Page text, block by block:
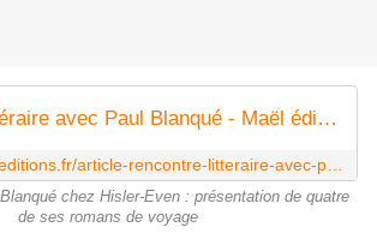
Rencontre littéraire avec Paul Blanqué - Maël éditions - Paul Blanqué
chez Hisler-Even : présentation de quatre
de ses romans de voyage